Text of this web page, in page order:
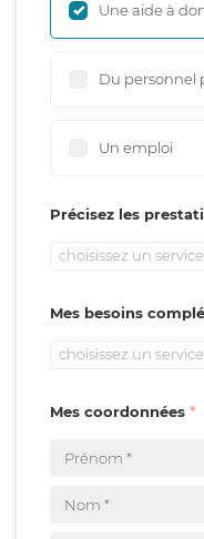
Une aide à
Du personnel
Un emploi
Précisez les
choisissez un service
Mes besoins
choisissez un service
Mes coordonnées